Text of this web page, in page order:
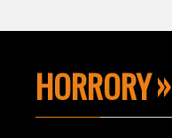
HORRORY